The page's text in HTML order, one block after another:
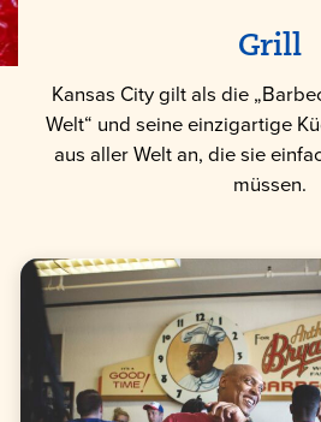
Grill
Kansas City gilt als die
Welt“ und seine einzigartige
aus aller Welt an, die sie
müssen.